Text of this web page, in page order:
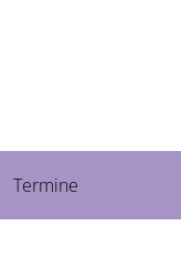
Termine